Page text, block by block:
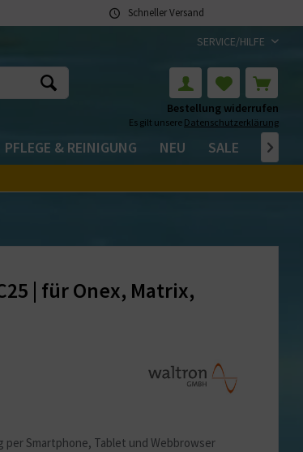
Schneller Versand
SERVICE/HILFE
Bestellung widerrufen
Es gilt unsere Datenschutzerklärung
PFLEGE & REINIGUNG NEU SALE 
| für Onex, Matrix,
per Smartphone, Tablet und Webbrowser